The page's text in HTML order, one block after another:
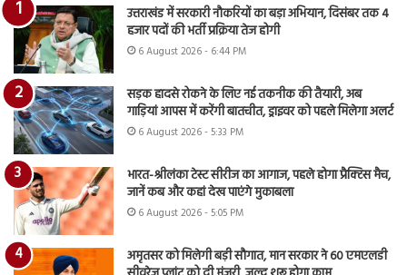
उत्तराखंड में सरकारी नौकरियों का बड़ा अभियान, दिसंबर तक 4
हजार पदों की भर्ती प्रक्रिया तेज होगी
6 August 2026 - 6:44 PM
सड़क हादसे रोकने के लिए नई तकनीक की तैयारी, अब
गाड़ियां आपस में करेंगी बातचीत, ड्राइवर को पहले मिलेगा अलर्ट
6 August 2026 - 5:33 PM
भारत-श्रीलंका टेस्ट सीरीज का आगाज, पहले होगा प्रैक्टिस मैच,
जानें कब और कहां देख पाएंगे मुकाबला
6 August 2026 - 5:05 PM
अमृतसर को मिलेगी बड़ी सौगात, मान सरकार ने 60 एमएलडी